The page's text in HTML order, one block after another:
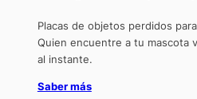
Placas de objetos perdidos
Quien encuentre a tu mascota
al instante.
Saber más